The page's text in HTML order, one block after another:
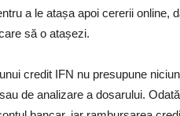
a le atașa apoi cererii online,
să o atașezi.
credit IFN nu presupune
de analizare a dosarului.